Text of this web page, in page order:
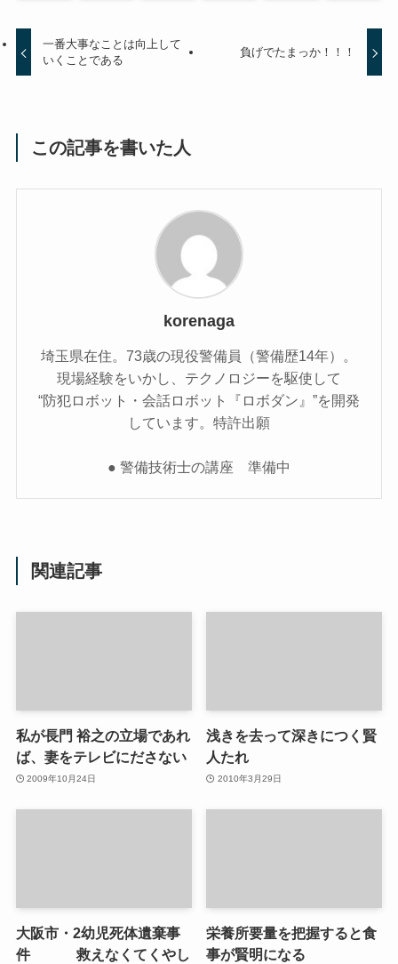
一番大事なことは向上して
いくことである
負げでたまっか！！！
この記事を書いた人
korenaga
埼玉県在住。73歳の現役警備員（警備歴14年）。
現場経験をいかし、テクノロジーを駆使して
“防犯ロボット・会話ロボット『ロボダン』”を開発
しています。特許出願
● 警備技術士の講座 準備中
関連記事
私が長門 裕之の立場であれ
ば、妻をテレビにださない
2009年10月24日
浅きを去って深きにつく賢
人たれ
2010年3月29日
大阪市・2幼児死体遺棄事
件 救えなくてくやし
栄養所要量を把握すると食
事が賢明になる